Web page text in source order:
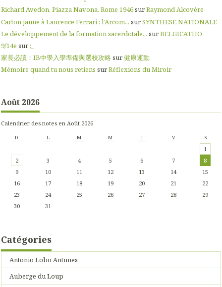
Richard Avedon, Piazza Navona, Rome 1946surRaymond Alcovère
Carton jaune à Laurence Ferrari : l’Arcom... surSYNTHESE NATIONALE
Le développement de la formation sacerdotale... surBELGICATHO
9/14e sur;_
家長必讀：IB中學入學準備與選校攻略 sur健康運動
Mémoire quand tu nous retiens surRéflexions du Miroir
Août 2026
Calendrier des notes en Août 2026
D L M M J V S
1
2
3 4 5 6 7
8
9
10 11 12 13 14
15
16
17 18 19 20 21
22
23
24 25 26 27 28
29
30
31
Catégories
Antonio Lobo Antunes
Auberge du Loup